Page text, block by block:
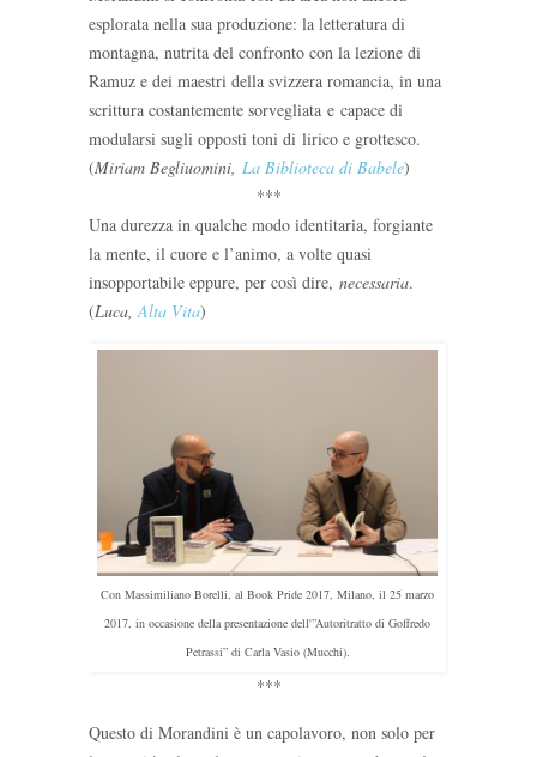
esplorata nella sua produzione: la letteratura di
montagna, nutrita del confronto con la lezione di
Ramuz e dei maestri della svizzera romancia, in una
scrittura costantemente sorvegliata e capace di
modularsi sugli opposti toni di lirico e grottesco.
(Miriam Begliuomini, La Biblioteca di Babele)
***
Una durezza in qualche modo identitaria, forgiante
la mente, il cuore e l’animo, a volte quasi
insopportabile eppure, per così dire, necessaria.
(Luca,Alta Vita)
Con Massimiliano Borelli, al Book Pride 2017, Milano, il 25 marzo
2017, in occasione della presentazione dell'”Autoritratto di Goffredo
Petrassi” di Carla Vasio (Mucchi).
***
Questo di Morandini è un capolavoro, non solo per